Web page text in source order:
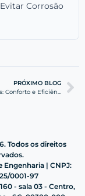
Corrosão
PRÓXIMO BLOG
Vidros Térmicos: Conforto e Eficiência no Seu Imóvel na Praia
Todos os direitos
Engenharia | CNPJ:
0001-97
- sala 03 - Centro,